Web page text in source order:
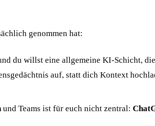
genommen hat:
du willst eine allgemeine KI-Schicht,
auf, statt dich Kontext
und Teams ist für euch nicht zentral: